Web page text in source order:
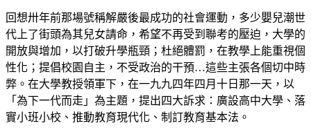
回想卅年前那場號稱解嚴後最成功的社會運動，多少嬰兒潮世
代上了街頭為其兒女請命，希望不再受到聯考的壓迫，大學的
開放與增加，以打破升學瓶頸；杜絕體罰，在教學上能重視個
性化；提倡校園自主，不受政治的干預…這些主張各個切中時
弊。在大學教授領軍下，在一九九四年四月十日那一天，以
「為下一代而走」為主題，提出四大訴求：廣設高中大學、落
實小班小校、推動教育現代化、制訂教育基本法。